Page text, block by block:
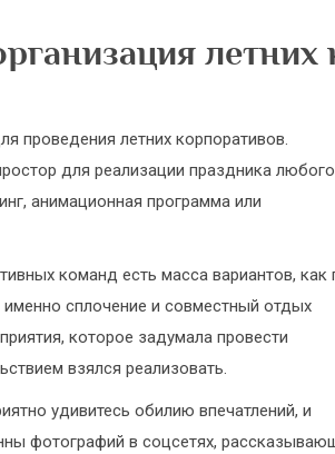
летних
летних корпоративов.
для реализации праздника любого
анимационная программа или
команд есть масса вариантов, как
сплочение и совместный отдых
которое задумала провести
взялся реализовать.
удивитесь обилию впечатлений, и
фотографий в соцсетях,